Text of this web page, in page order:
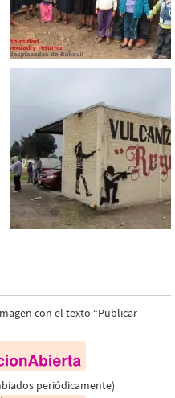
con el texto “Publicar
periódicamente)